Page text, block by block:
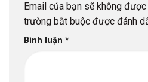
Email của bạn sẽ không
trường bắt buộc được đánh
Bình luận *